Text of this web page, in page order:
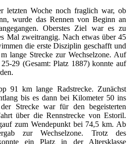
letzten Woche noch fraglich war, ob
wurde das Rennen von Beginn an
Oberstes Ziel war es zu
Mal zweitrangig. Nach etwas über 45
die erste Disziplin geschafft und
lange Strecke zur Wechselzone. Auf
29 (Gesamt: Platz 1887) konnte auf
91 km lange Radstrecke. Zunächst
bis es dann bei Kilometer 50 ins
Strecke war für den begeisterten
über die Rennstrecke von Estoril.
zum Wendepunkt bei 74,5 km. Ab
zur Wechselzone. Trotz des
ein Platz in der Altersklasse